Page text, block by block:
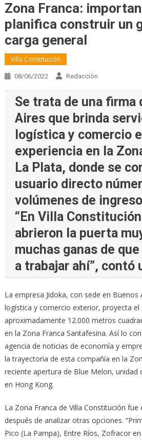
Zona Franca:
planifica construir un
carga general
Villa Constitución
08/06/2022 Redacción
Se trata de una firma
Aires que brinda
logística y comercio
experiencia en la
La Plata, donde se
usuario directo
volúmenes de
“En Villa
abrieron la puerta
muchas ganas de
a trabajar ahí”, contó
La empresa Jidoka, con sede en Buenos
logística y comercio exterior, proyecta
aproximadamente 12.000 metros
en la Zona Franca Santafesina. Así lo
agencia de noticias de economía y
la trayectoria de esta compañía en la
reciente apertura de Blue Melon, unidad
en Hong Kong.
La Zona Franca de Villa Constitución
después de analizar otras opciones.
Pico (La Pampa), Entre Ríos, Zofracor